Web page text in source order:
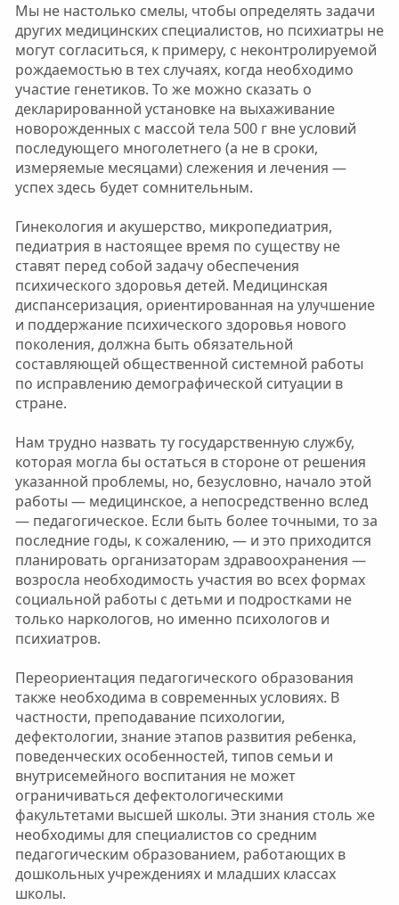
Мы не настолько смелы, чтобы определять задачи
других медицинских специалистов, но психиатры не
могут согласиться, к примеру, с неконтролируемой
рождаемостью в тех случаях, когда необходимо
участие генетиков. То же можно сказать о
декларированной установке на выхаживание
новорожденных с массой тела 500 г вне условий
последующего многолетнего (а не в сроки,
измеряемые месяцами) слежения и лечения —
успех здесь будет сомнительным.
Гинекология и акушерство, микропедиатрия,
педиатрия в настоящее время по существу не
ставят перед собой задачу обеспечения
психического здоровья детей. Медицинская
диспансеризация, ориентированная на улучшение
и поддержание психического здоровья нового
поколения, должна быть обязательной
составляющей общественной системной работы
по исправлению демографической ситуации в
стране.
Нам трудно назвать ту государственную службу,
которая могла бы остаться в стороне от решения
указанной проблемы, но, безусловно, начало этой
работы — медицинское, а непосредственно вслед
— педагогическое. Если быть более точными, то за
последние годы, к сожалению, — и это приходится
планировать организаторам здравоохранения —
возросла необходимость участия во всех формах
социальной работы с детьми и подростками не
только наркологов, но именно психологов и
психиатров.
Переориентация педагогического образования
также необходима в современных условиях. В
частности, преподавание психологии,
дефектологии, знание этапов развития ребенка,
поведенческих особенностей, типов семьи и
внутрисемейного воспитания не может
ограничиваться дефектологическими
факультетами высшей школы. Эти знания столь же
необходимы для специалистов со средним
педагогическим образованием, работающих в
дошкольных учреждениях и младших классах
школы.